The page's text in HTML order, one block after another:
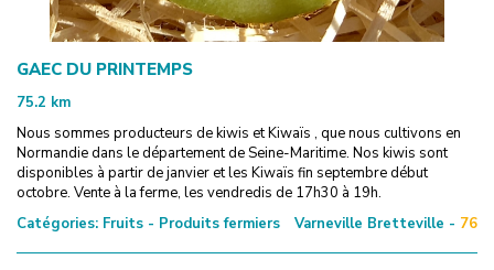
GAEC DU PRINTEMPS
75.2 km
Nous sommes producteurs de kiwis et Kiwaïs , que nous cultivons en
Normandie dans le département de Seine-Maritime. Nos kiwis sont
disponibles à partir de janvier et les Kiwaïs fin septembre début
octobre. Vente à la ferme, les vendredis de 17h30 à 19h.
Catégories: Fruits - Produits fermiers Varneville Bretteville - 76